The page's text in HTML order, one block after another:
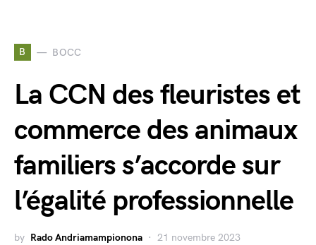
B BOCC
La CCN des fleuristes et
commerce des animaux
familiers s’accorde sur
l’égalité professionnelle
by Rado Andriamampionona 21 novembre 2023